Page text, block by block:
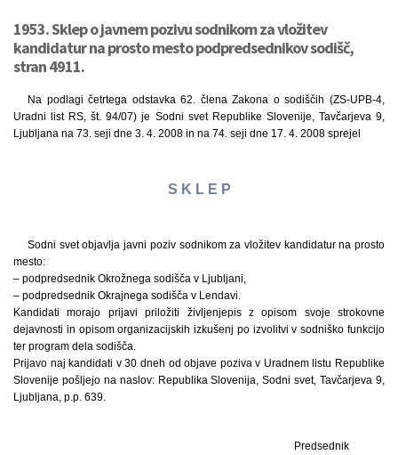
1953. Sklep o javnem pozivu sodnikom za vložitev
kandidatur na prosto mesto podpredsednikov sodišč,
stran 4911.
Na podlagi četrtega odstavka 62. člena Zakona o sodiščih (ZS-UPB-4,
Uradni list RS, št. 94/07) je Sodni svet Republike Slovenije, Tavčarjeva 9,
Ljubljana na 73. seji dne 3. 4. 2008 in na 74. seji dne 17. 4. 2008 sprejel
S K L E P
Sodni svet objavlja javni poziv sodnikom za vložitev kandidatur na prosto
mesto:
– podpredsednik Okrožnega sodišča v Ljubljani,
– podpredsednik Okrajnega sodišča v Lendavi.
Kandidati morajo prijavi priložiti življenjepis z opisom svoje strokovne
dejavnosti in opisom organizacijskih izkušenj po izvolitvi v sodniško funkcijo
ter program dela sodišča.
Prijavo naj kandidati v 30 dneh od objave poziva v Uradnem listu Republike
Slovenije pošljejo na naslov: Republika Slovenija, Sodni svet, Tavčarjeva 9,
Ljubljana, p.p. 639.
Predsednik